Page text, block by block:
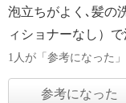
泡立ちがよく､髪の
ィショナーなし）で
1人が「参考になった
参考になった